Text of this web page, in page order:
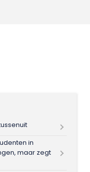
in
maar zegt